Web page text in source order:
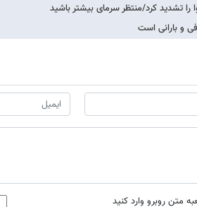
را تشدید کرد/منتظر سرمای بیشتر باشید
متن روبرو وارد کنید